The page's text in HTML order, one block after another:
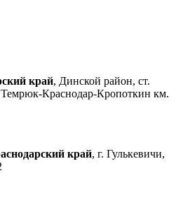
край, Динской район, ст.
Краснодар-Кропоткин км.
край, г. Гулькевичи,